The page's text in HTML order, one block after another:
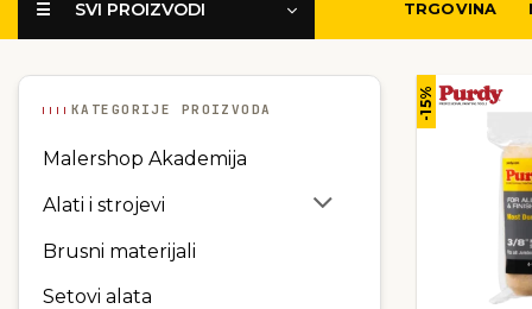
☰ SVI PROIZVODI TRGOVINA
KATEGORIJE PROIZVODA
Malershop Akademija
Alati i strojevi
Brusni materijali
Setovi alata
-15%